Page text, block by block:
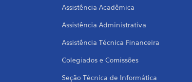
Assistência Acadêmica
Assistência Administrativa
Assistência Técnica Financeira
Colegiados e Comissões
Seção Técnica de Informática